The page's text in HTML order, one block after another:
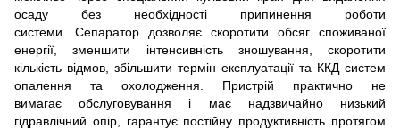
осаду без необхідності припинення роботи
системи. Сепаратор
дозволяє скоротити обсяг споживаної
енергії, зменшити інтенсивність зношування, скоротити
кількість відмов, збільшити термін експлуатації та ККД систем
опалення та охолодження. Пристрій практично не
вимагає обслуговування і має надзвичайно низький
гідравлічний опір, гарантує постійну продуктивність протягом